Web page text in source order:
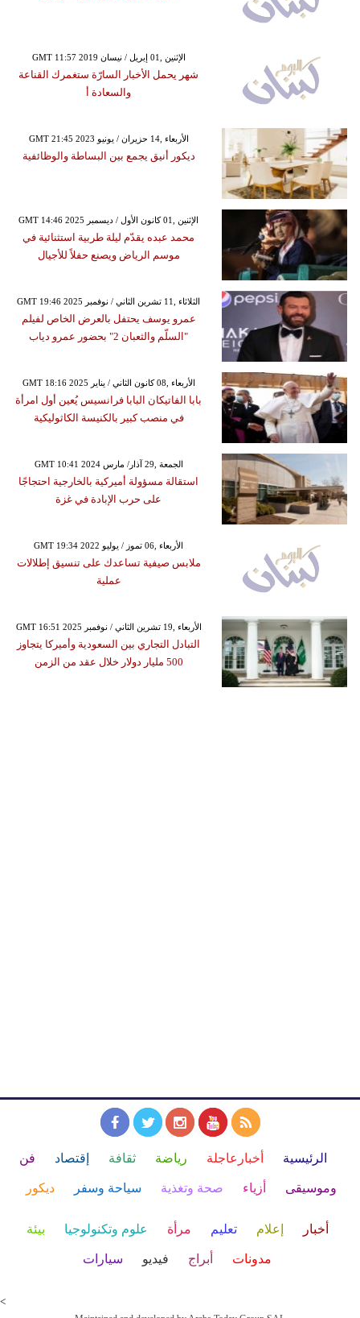
GMT 11:57 2019 الإثنين ,01 إبريل / نيسان
شهر يحمل الأخبار السارّة ستغمرك القناعة
والسعادة أ
GMT 21:45 2023 الأربعاء ,14 حزيران / يونيو
ديكور أنيق يجمع بين البساطة والوظائفية
GMT 14:46 2025 الإثنين ,01 كانون الأول / ديسمبر
محمد عبده يقدّم ليلة طربية استثنائية في
موسم الرياض ويصنع حفلاً للأجيال
GMT 19:46 2025 الثلاثاء ,11 تشرين الثاني / نوفمبر
عمرو يوسف يحتفل بالعرض الخاص لفيلم
"السلّم والثعبان 2" بحضور عمرو دياب
GMT 18:16 2025 الأربعاء ,08 كانون الثاني / يناير
بابا الفاتيكان البابا فرانسيس يُعين أول امرأة
في منصب كبير بالكنيسة الكاثوليكية
GMT 10:41 2024 الجمعة ,29 آذار/ مارس
استقالة مسؤولة أميركية بالخارجية احتجاجًا
على حرب الإبادة في غزة
GMT 19:34 2022 الأربعاء ,06 تموز / يوليو
ملابس صيفية تساعدك على تنسيق إطلالات
عملية
GMT 16:51 2025 الأربعاء ,19 تشرين الثاني / نوفمبر
التبادل التجاري بين السعودية وأميركا يتجاوز
500 مليار دولار خلال عقد من الزمن
الرئيسية أخبارعاجلة رياضة ثقافة إقتصاد فن
وموسيقى أزياء صحة وتغذية سياحة وسفر ديكور
أخبار إعلام تعليم مرأة علوم وتكنولوجيا بيئة
مدونات أبراج فيديو سيارات
<